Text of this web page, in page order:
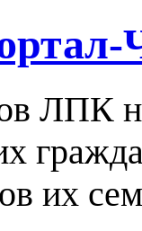
ЛПК
их